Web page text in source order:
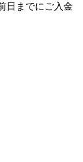
日までにご入金